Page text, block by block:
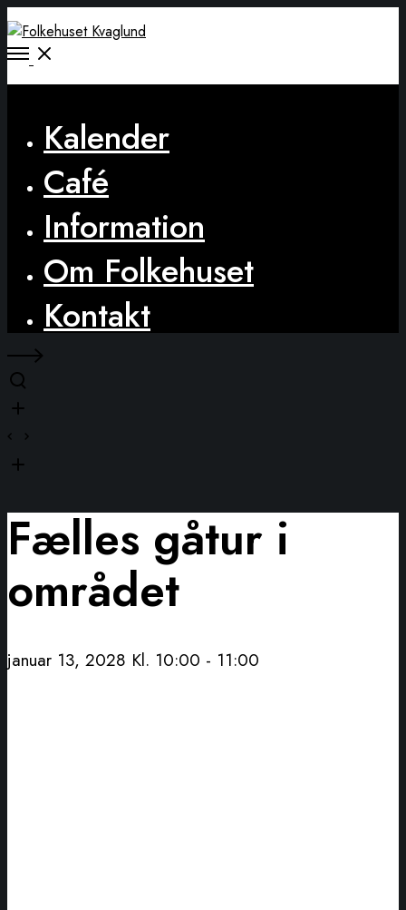
Open
Kalender
Café
Information
Om Folkehuset
Kontakt
Fælles gåtur i
området
januar 13, 2028 Kl. 10:00 - 11:00